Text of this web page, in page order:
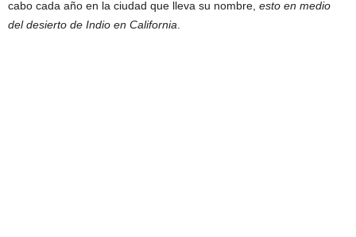
cabo cada año en la ciudad que lleva su nombre, esto en medio
del desierto de Indio en California